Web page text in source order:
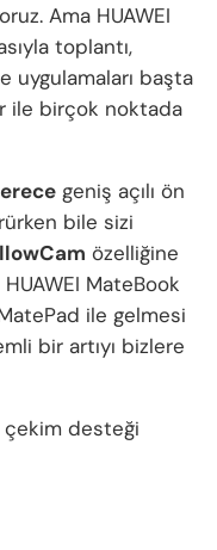
Ama HUAWEI
toplantı,
uygulamaları başta
ile birçok noktada
geniş açılı ön
bile sizi
özelliğine
MateBook
ile gelmesi
bir artıyı bizlere
çekim desteği